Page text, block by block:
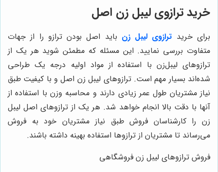
خرید ترازوی لیبل زن اصل
برای خرید ترازوی لیبل زن باید اصل بودن ترازو را از جهات
متفاوت بررسی نمایید. این مسئله که مطمئن شوید هر یک از
ترازوهای لیبل‌زن با استفاده از مواد اولیه درجه یک طراحی
شده‌اند بسیار مهم است. ترازوهای لیبل زن اصل و با کیفیت طبق
نیاز مشتریان طول عمر زیادی دارند و محاسبه وزن با استفاده از
آنها با دقت بالا انجام خواهد شد. هر یک از ترازوهای اصل لیبل
زن را کارشناسان فروش طبق نیاز مشتریان خود به فروش
می‌رساند تا مشتریان از ترازوها استفاده بهینه داشته باشند.
فروش ترازوهای لیبل زن فروشگاهی